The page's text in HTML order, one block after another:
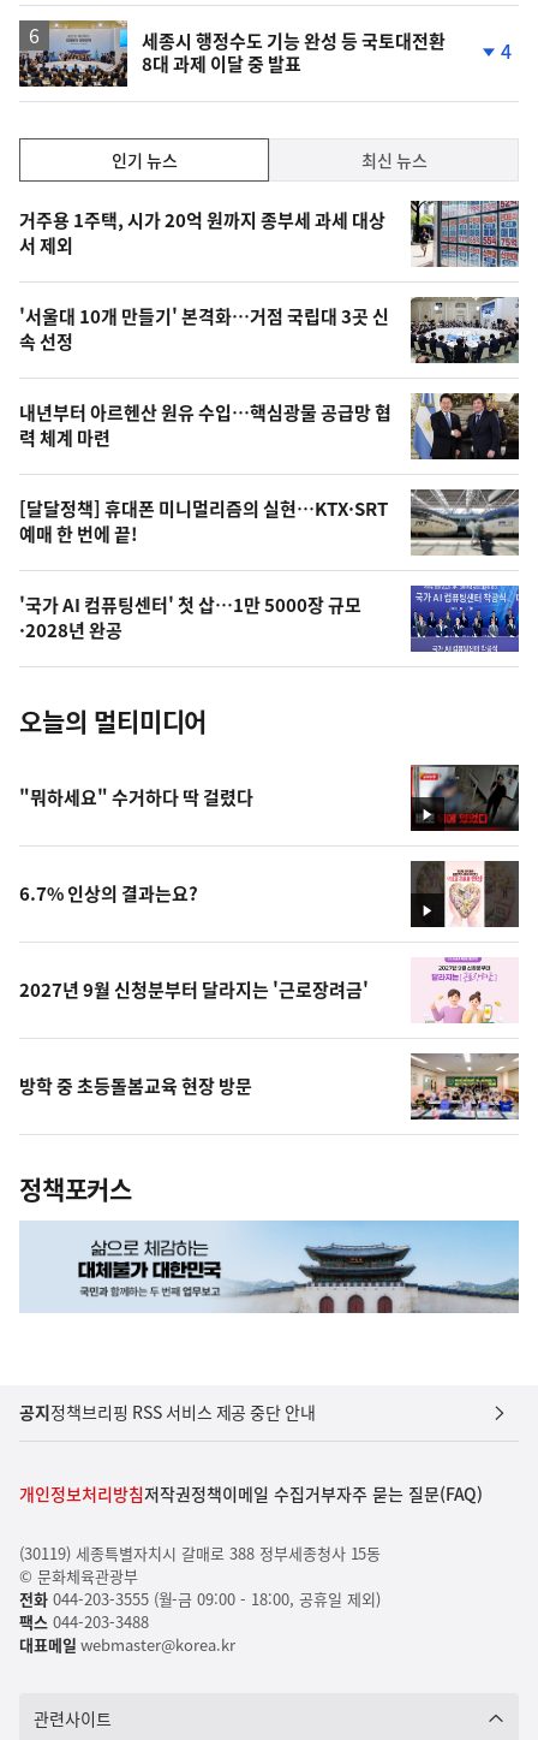
상
세종시 행정수도 기능 완성 등 국토대전환
8대 과제 이달 중 발표
하
락
4
인
기,
최
신,
오
늘
의
영
상
오
늘
의
사
진
인기 뉴스 최신 뉴스
인
기
뉴
스
거주용 1주택, 시가 20억 원까지 종부세 과세 대상
서 제외
'서울대 10개 만들기' 본격화…거점 국립대 3곳 신
속 선정
내년부터 아르헨산 원유 수입…핵심광물 공급망 협
력 체계 마련
[달달정책] 휴대폰 미니멀리즘의 실현…KTX·SRT
예매 한 번에 끝!
'국가 AI 컴퓨팅센터' 첫 삽…1만 5000장 규모
·2028년 완공
오늘의 멀티미디어
영
상
"뭐하세요" 수거하다 딱 걸렸다
영
상
6.7% 인상의 결과는요?
2027년 9월 신청분부터 달라지는 '근로장려금'
방학 중 초등돌봄교육 현장 방문
정책포커스
공지정책브리핑 RSS 서비스 제공 중단 안내
개인정보처리방침저작권정책이메일 수집거부자주 묻는 질문(FAQ)
(30119) 세종특별자치시 갈매로 388 정부세종청사 15동
© 문화체육관광부
전화044-203-3555 (월-금 09:00 - 18:00, 공휴일 제외)
팩스 044-203-3488
대표메일 webmaster@korea.kr
관련사이트